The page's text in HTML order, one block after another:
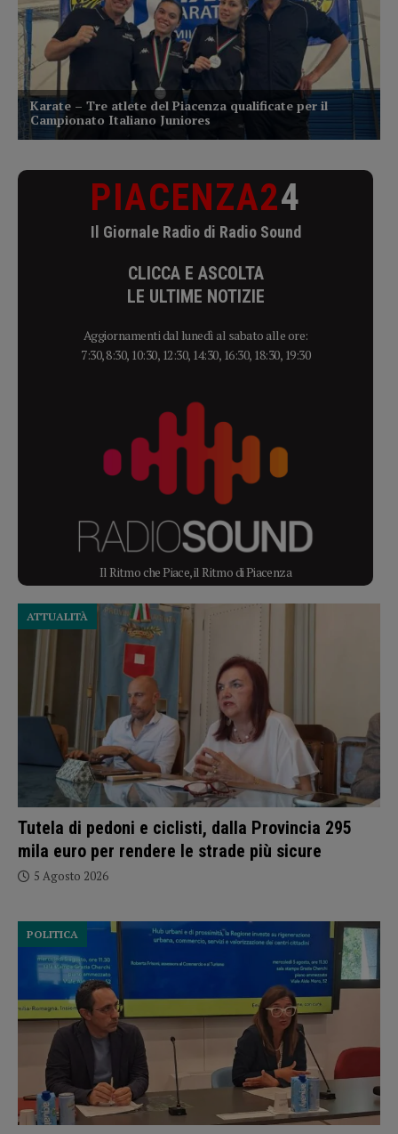
PIACENZA24
Il Giornale Radio di Radio Sound
CLICCA E ASCOLTA
LE ULTIME NOTIZIE
Aggiornamenti dal lunedì al sabato alle ore:
7:30, 8:30, 10:30, 12:30, 14:30, 16:30, 18:30, 19:30
Il Ritmo che Piace, il Ritmo di Piacenza
Tutela di pedoni e ciclisti, dalla Provincia 295
mila euro per rendere le strade più sicure
ATTUALITÀ
5 Agosto 2026
POLITICA